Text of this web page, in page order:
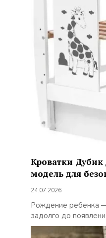
Кроватки
модель для
24.07.2026
Рождение ребенка —
задолго до